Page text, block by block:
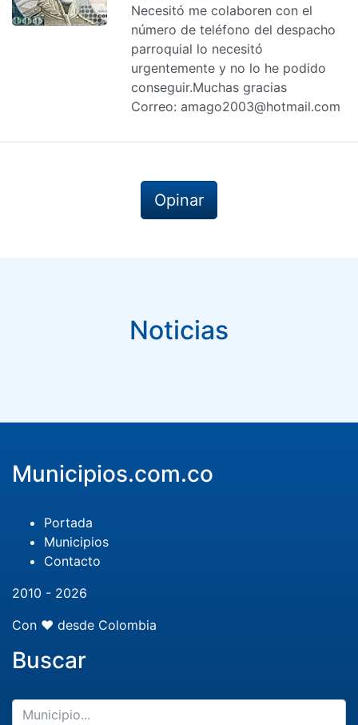
Necesitó me colaboren con el
número de teléfono del despacho
parroquial lo necesitó
urgentemente y no lo he podido
conseguir.Muchas gracias
Correo: amago2003@hotmail.com
Opinar
Noticias
Municipios.com.co
Portada
Municipios
Contacto
2010 - 2026
Con ❤️ desde Colombia
Buscar